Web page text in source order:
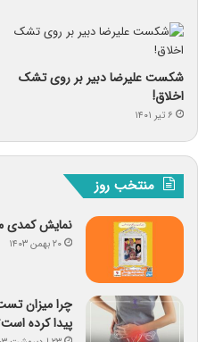
شکست علیرضا دبیر بر روی تشک
اخلاق!
۶ تیر ۱۴۰۱
منتخب روز
نمایش کمدی
۲۰ بهمن ۱۴۰۳
پیدا کرده